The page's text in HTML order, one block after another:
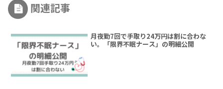
関連記事
月夜勤7回で手取り24万円は割に合わな
い。「限界不眠ナース」の明細公開